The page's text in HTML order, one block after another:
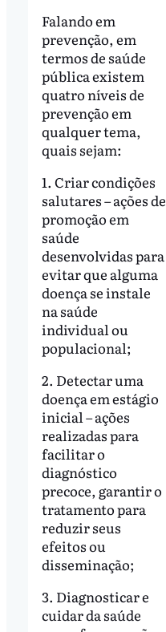
Falando em
prevenção, em
termos de saúde
pública existem
quatro níveis de
prevenção em
qualquer tema,
quais sejam:
1. Criar condições
salutares – ações de
promoção em
saúde
desenvolvidas para
evitar que alguma
doença se instale
na saúde
individual ou
populacional;
2. Detectar uma
doença em estágio
inicial – ações
realizadas para
facilitar o
diagnóstico
precoce, garantir o
tratamento para
reduzir seus
efeitos ou
disseminação;
3. Diagnosticar e
cuidar da saúde